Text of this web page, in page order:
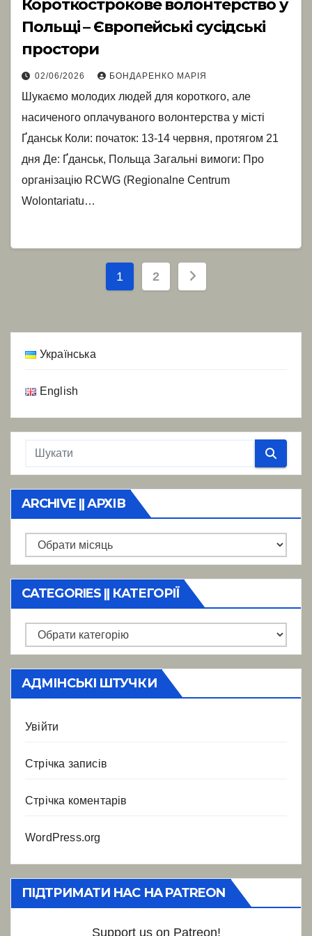
Короткострокове волонтерство у
Польщі – Європейські сусідські
простори
02/06/2026 БОНДАРЕНКО МАРІЯ
Шукаємо молодих людей для короткого, але
насиченого оплачуваного волонтерства у місті
Ґданськ Коли: початок: 13-14 червня, протягом 21
дня Де: Ґданськ, Польща Загальні вимоги: Про
організацію RCWG (Regionalne Centrum
Wolontariatu…
Пагінація
1 2
Українська
English
ARCHIVE || АРХІВ
Archive
||
CATEGORIES || КАТЕГОРІЇ
Categories
||
АДМІНСЬКІ ШТУЧКИ
Увійти
Стрічка записів
Стрічка коментарів
WordPress.org
ПІДТРИМАТИ НАС НА PATREON
Support us on Patreon!